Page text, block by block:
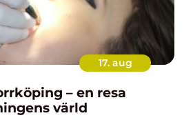
17. aug
– en resa
värld